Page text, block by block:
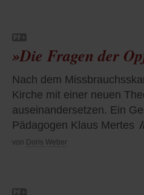
»Die Fragen der
Nach dem
Kirche mit einer neuen
auseinandersetzen. Ein
Pädagogen Klaus Mertes
von Doris Weber